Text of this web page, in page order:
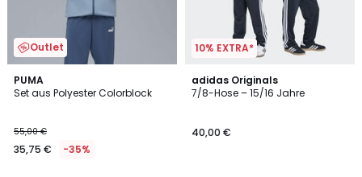
Outlet
PUMA
Set aus Polyester Colorblock
55,00 €
35,75 € -35%
4,8
/ 5
2
Farben
10% EXTRA*
adidas Originals
7/8-Hose – 15/16 Jahre
40,00 €
4,8
/ 5